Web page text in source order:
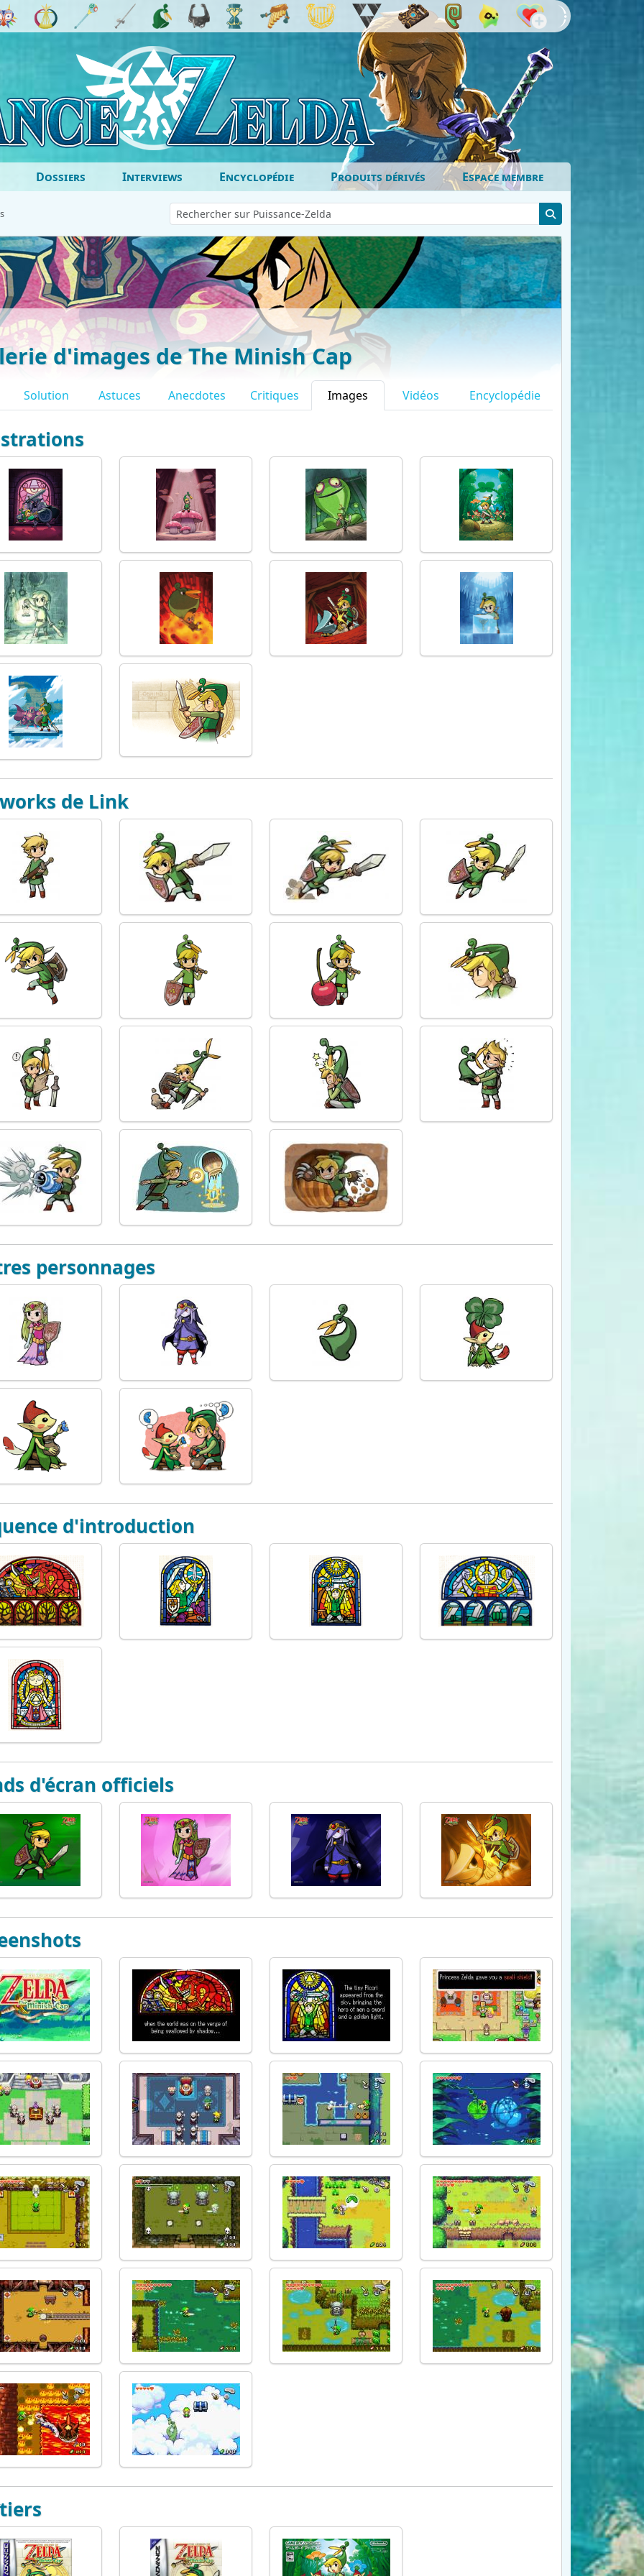
Dossiers Interviews Encyclopédie Produits dérivés Espace membre
d'images de The Minish Cap
Solution Astuces Anecdotes Critiques Images Vidéos Encyclopédie
de Link
personnages
d'introduction
d'écran officiels